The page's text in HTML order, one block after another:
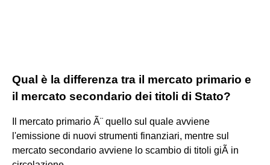
Qual è la differenza tra il mercato primario e
il mercato secondario dei titoli di Stato?
Il mercato primario Ã¨ quello sul quale avviene
l'emissione di nuovi strumenti finanziari, mentre sul
mercato secondario avviene lo scambio di titoli giÃ in